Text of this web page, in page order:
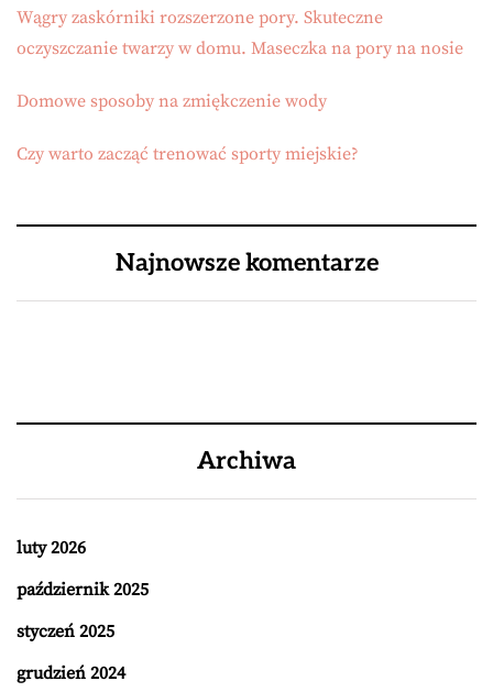
Wągry zaskórniki rozszerzone pory. Skuteczne
oczyszczanie twarzy w domu. Maseczka na pory na nosie
Domowe sposoby na zmiękczenie wody
Czy warto zacząć trenować sporty miejskie?
Najnowsze komentarze
Archiwa
luty 2026
październik 2025
styczeń 2025
grudzień 2024